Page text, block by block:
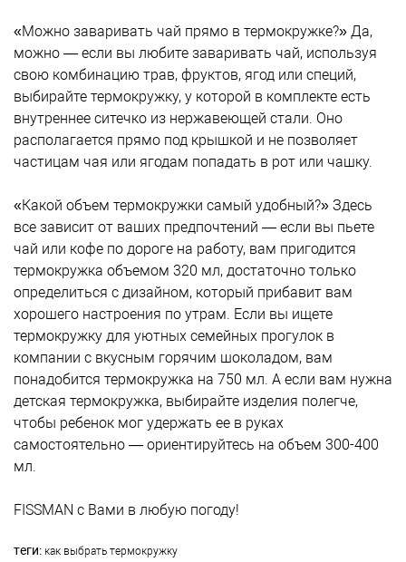
«Можно заваривать чай прямо в термокружке?» Да,
можно — если вы любите заваривать чай, используя
свою комбинацию трав, фруктов, ягод или специй,
выбирайте термокружку, у которой в комплекте есть
внутреннее ситечко из нержавеющей стали. Оно
располагается прямо под крышкой и не позволяет
частицам чая или ягодам попадать в рот или чашку.
«Какой объем термокружки самый удобный?» Здесь
все зависит от ваших предпочтений — если вы пьете
чай или кофе по дороге на работу, вам пригодится
термокружка объемом 320 мл, достаточно только
определиться с дизайном, который прибавит вам
хорошего настроения по утрам. Если вы ищете
термокружку для уютных семейных прогулок в
компании с вкусным горячим шоколадом, вам
понадобится термокружка на 750 мл. А если вам нужна
детская термокружка, выбирайте изделия полегче,
чтобы ребенок мог удержать ее в руках
самостоятельно — ориентируйтесь на объем 300-400
мл.
FISSMAN с Вами в любую погоду!
теги: как выбрать термокружку